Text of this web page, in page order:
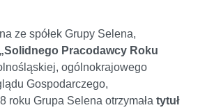
ze spółek Grupy Selena,
„Solidnego Pracodawcy Roku
ogólnokrajowego
Gospodarczego,
roku Grupa Selena otrzymała tytuł